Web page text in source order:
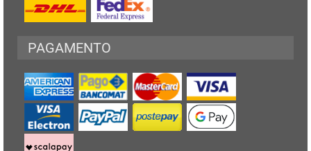
PAGAMENTO